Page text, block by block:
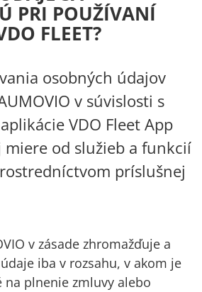
PRI POUŽÍVANÍ
FLEET?
osobných údajov
v súvislosti s
VDO Fleet App
miere od služieb a funkcií
príslušnej
v zásade zhromažďuje a
iba v rozsahu, v akom je
na plnenie zmluvy alebo